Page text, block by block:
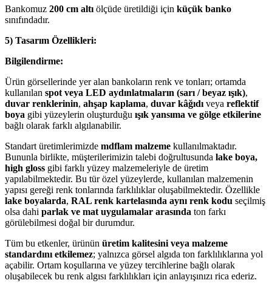
Bankomuz 200 cm altı ölçüde üretildiği için küçük banko
sınıfındadır.
5) Tasarım Özellikleri:
Bilgilendirme:
Ürün görsellerinde yer alan bankoların renk ve tonları; ortamda
kullanılan spot veya LED aydınlatmaların (sarı / beyaz ışık),
duvar renklerinin, ahşap kaplama, duvar kâğıdı veya reflektif
boya gibi yüzeylerin oluşturduğu ışık yansıma ve gölge etkilerine
bağlı olarak farklı algılanabilir.
Standart üretimlerimizde mdflam malzeme kullanılmaktadır.
Bununla birlikte, müşterilerimizin talebi doğrultusunda lake boya,
high gloss gibi farklı yüzey malzemeleriyle de üretim
yapılabilmektedir. Bu tür özel yüzeylerde, kullanılan malzemenin
yapısı gereği renk tonlarında farklılıklar oluşabilmektedir. Özellikle
lake boyalarda, RAL renk kartelasında aynı renk kodu seçilmiş
olsa dahi parlak ve mat uygulamalar arasında ton farkı
görülebilmesi doğal bir durumdur.
Tüm bu etkenler, ürünün üretim kalitesini veya malzeme
standardını etkilemez; yalnızca görsel algıda ton farklılıklarına yol
açabilir. Ortam koşullarına ve yüzey tercihlerine bağlı olarak
oluşabilecek bu renk algısı farklılıkları için anlayışınızı rica ederiz.